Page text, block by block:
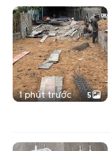
1 phút trước 5